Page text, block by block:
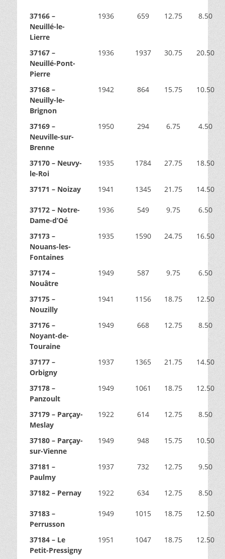
37166 –
Neuillé-le-
Lierre
1936 659 12.75 8.50
37167 –
Neuillé-Pont-
Pierre
1936 1937 30.75 20.50
37168 –
Neuilly-le-
Brignon
1942 864 15.75 10.50
37169 –
Neuville-sur-
Brenne
1950 294 6.75 4.50
37170 – Neuvy-
le-Roi
1935 1784 27.75 18.50
37171 – Noizay 1941 1345 21.75 14.50
37172 – Notre-
Dame-d’Oé
1936 549 9.75 6.50
37173 –
Nouans-les-
Fontaines
1935 1590 24.75 16.50
37174 –
Nouâtre
1949 587 9.75 6.50
37175 –
Nouzilly
1941 1156 18.75 12.50
37176 –
Noyant-de-
Touraine
1949 668 12.75 8.50
37177 –
Orbigny
1937 1365 21.75 14.50
37178 –
Panzoult
1949 1061 18.75 12.50
37179 – Parçay-
Meslay
1922 614 12.75 8.50
37180 – Parçay-
sur-Vienne
1949 948 15.75 10.50
37181 –
Paulmy
1937 732 12.75 9.50
37182 – Pernay 1922 634 12.75 8.50
37183 –
Perrusson
1949 1015 18.75 12.50
37184 – Le
Petit-Pressigny
1951 1047 18.75 12.50